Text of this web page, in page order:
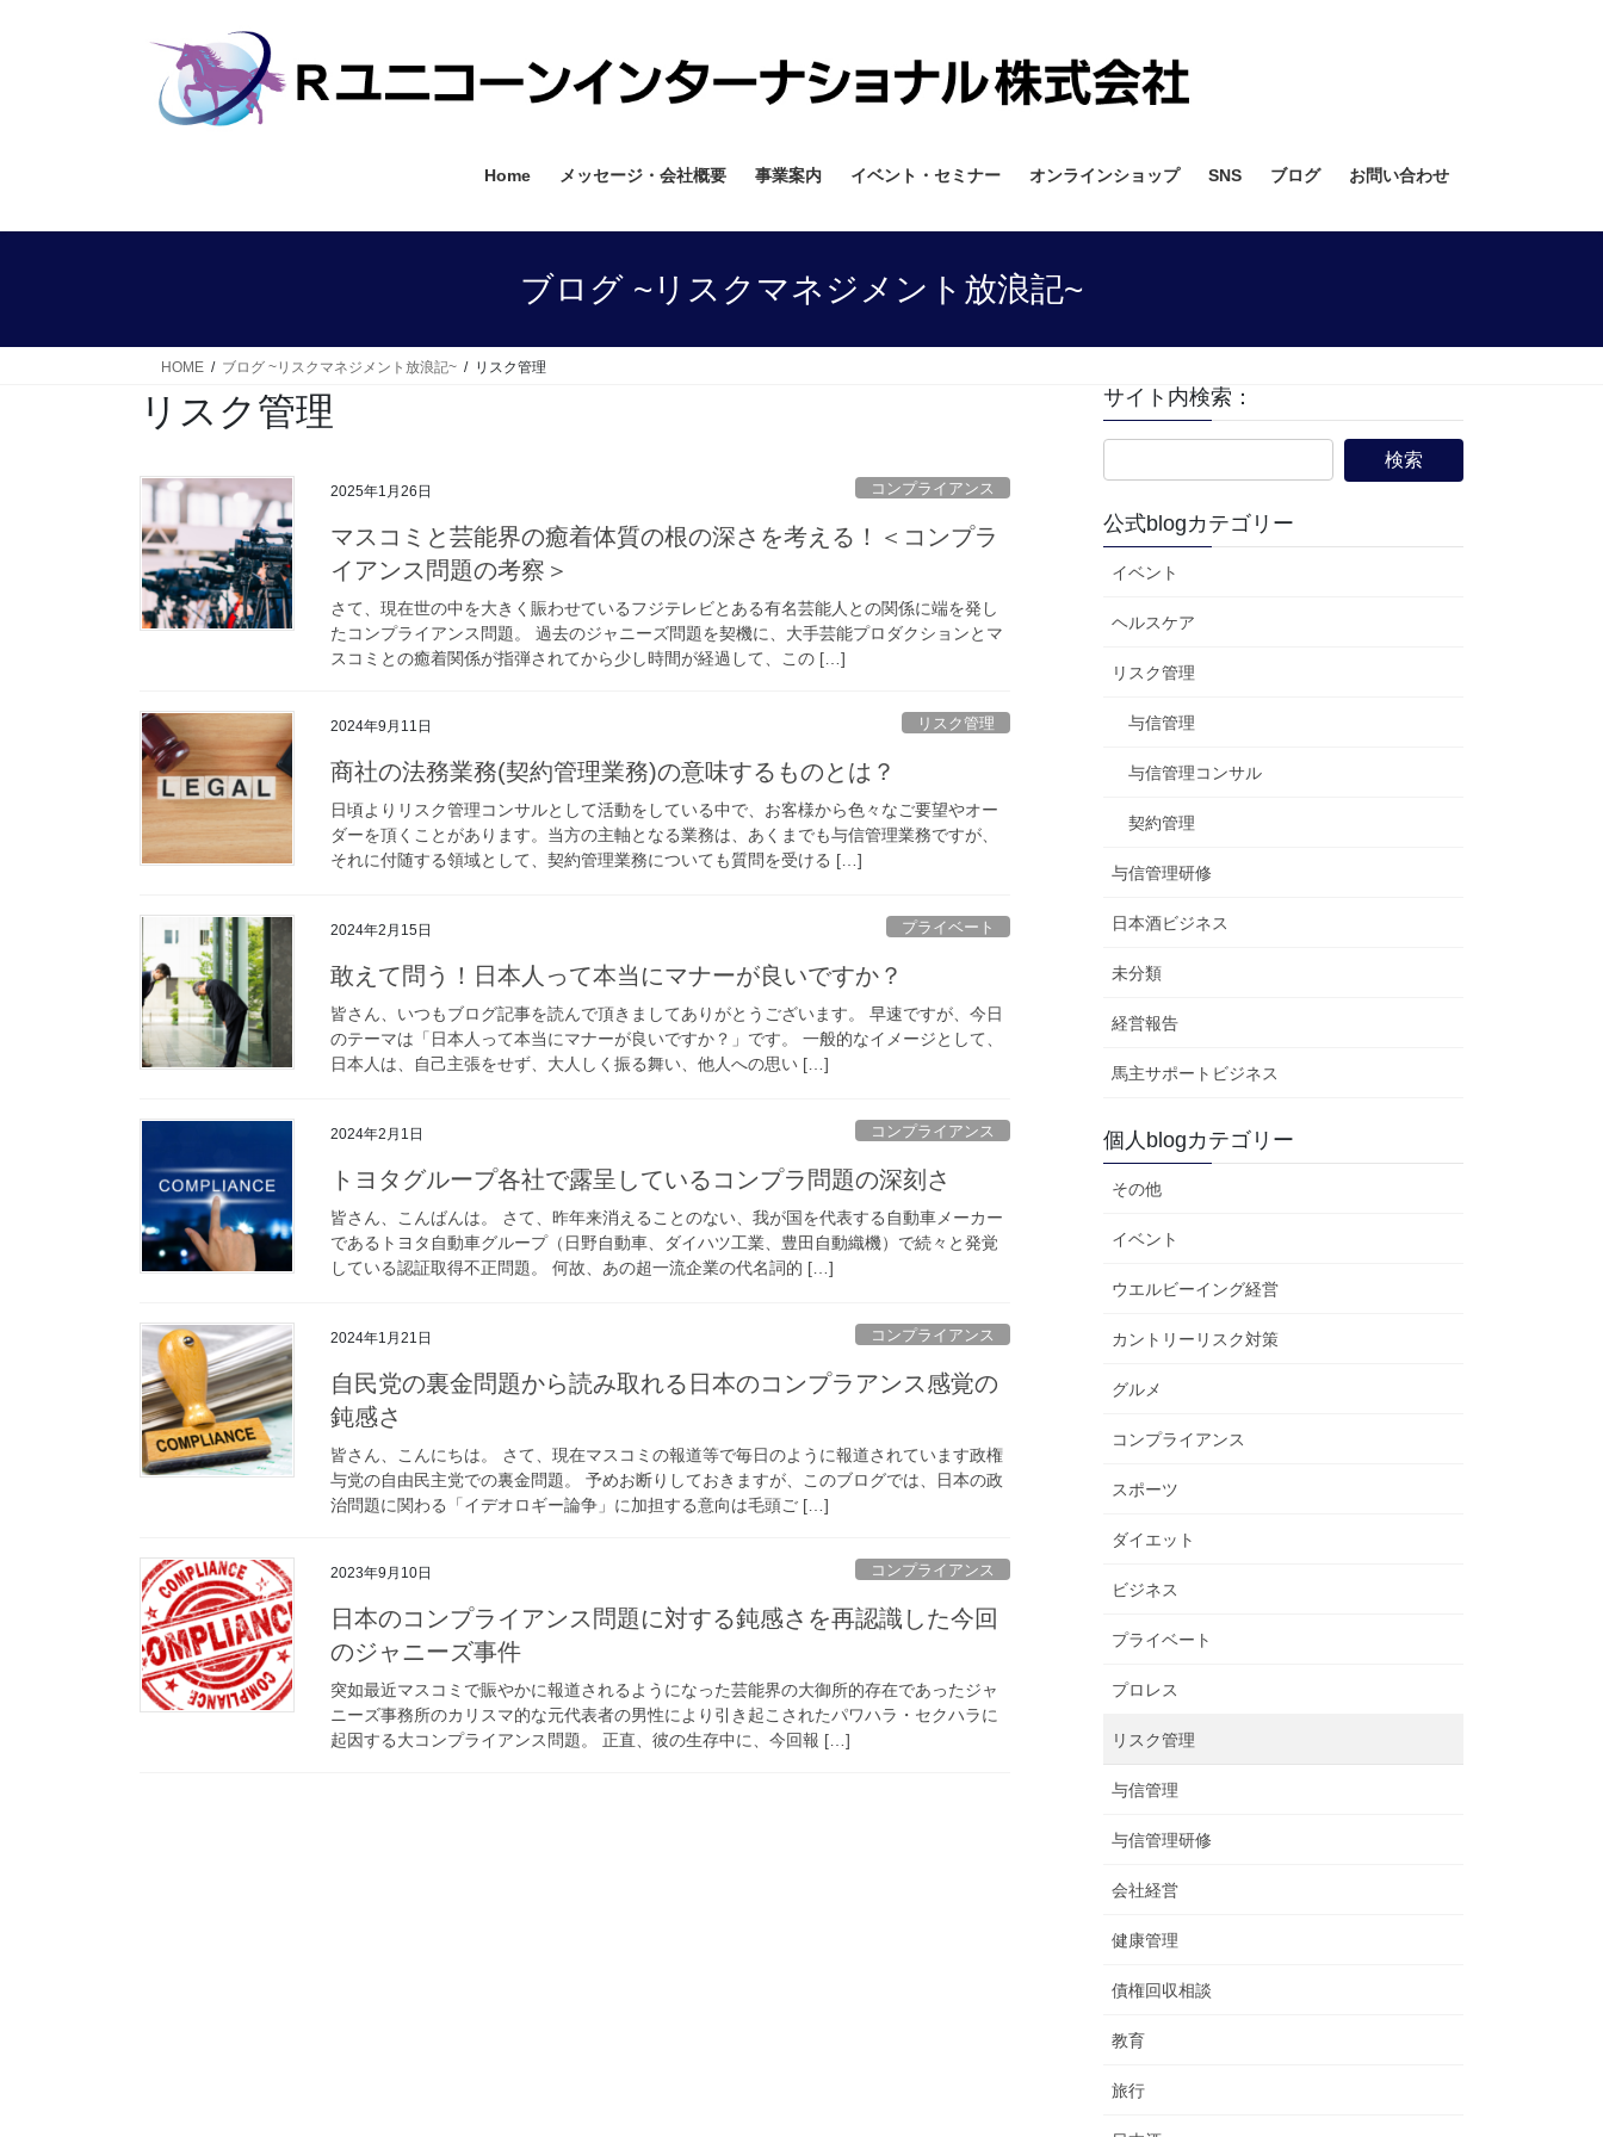
Home メッセージ・会社概要 事業案内 イベント・セミナー オンラインショップ SNS ブログ お問い合わせ
ブログ ~リスクマネジメント放浪記~
HOME ブログ ~リスクマネジメント放浪記~ リスク管理
リスク管理
2025年1月26日 コンプライアンス
マスコミと芸能界の癒着体質の根の深さを考える！＜コンプラ
イアンス問題の考察＞
さて、現在世の中を大きく賑わせているフジテレビとある有名芸能人との関係に端を発し
たコンプライアンス問題。 過去のジャニーズ問題を契機に、大手芸能プロダクションとマ
スコミとの癒着関係が指弾されてから少し時間が経過して、この […]
2024年9月11日 リスク管理
商社の法務業務(契約管理業務)の意味するものとは？
日頃よりリスク管理コンサルとして活動をしている中で、お客様から色々なご要望やオー
ダーを頂くことがあります。当方の主軸となる業務は、あくまでも与信管理業務ですが、
それに付随する領域として、契約管理業務についても質問を受ける […]
2024年2月15日 プライベート
敢えて問う！日本人って本当にマナーが良いですか？
皆さん、いつもブログ記事を読んで頂きましてありがとうございます。 早速ですが、今日
のテーマは「日本人って本当にマナーが良いですか？」です。 一般的なイメージとして、
日本人は、自己主張をせず、大人しく振る舞い、他人への思い […]
2024年2月1日 コンプライアンス
トヨタグループ各社で露呈しているコンプラ問題の深刻さ
皆さん、こんばんは。 さて、昨年来消えることのない、我が国を代表する自動車メーカー
であるトヨタ自動車グループ（日野自動車、ダイハツ工業、豊田自動織機）で続々と発覚
している認証取得不正問題。 何故、あの超一流企業の代名詞的 […]
2024年1月21日 コンプライアンス
自民党の裏金問題から読み取れる日本のコンプラアンス感覚の
鈍感さ
皆さん、こんにちは。 さて、現在マスコミの報道等で毎日のように報道されています政権
与党の自由民主党での裏金問題。 予めお断りしておきますが、このブログでは、日本の政
治問題に関わる「イデオロギー論争」に加担する意向は毛頭ご […]
2023年9月10日 コンプライアンス
日本のコンプライアンス問題に対する鈍感さを再認識した今回
のジャニーズ事件
突如最近マスコミで賑やかに報道されるようになった芸能界の大御所的存在であったジャ
ニーズ事務所のカリスマ的な元代表者の男性により引き起こされたパワハラ・セクハラに
起因する大コンプライアンス問題。 正直、彼の生存中に、今回報 […]
サイト内検索：
公式blogカテゴリー
イベント
ヘルスケア
リスク管理
与信管理
与信管理コンサル
契約管理
与信管理研修
日本酒ビジネス
未分類
経営報告
馬主サポートビジネス
個人blogカテゴリー
その他
イベント
ウエルビーイング経営
カントリーリスク対策
グルメ
コンプライアンス
スポーツ
ダイエット
ビジネス
プライベート
プロレス
リスク管理
与信管理
与信管理研修
会社経営
健康管理
債権回収相談
教育
旅行